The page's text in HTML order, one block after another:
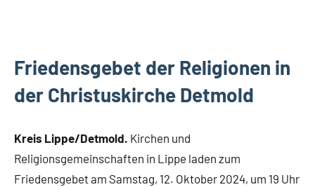
Friedensgebet der Religionen in
der Christuskirche Detmold
Kreis Lippe/Detmold. Kirchen und
Religionsgemeinschaften in Lippe laden zum
Friedensgebet am Samstag, 12. Oktober 2024, um 19 Uhr